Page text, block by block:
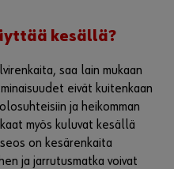
kesällä?
saa lain mukaan
eivät kuitenkaan
ja heikomman
myös kuluvat kesällä
on kesärenkaita
ja jarrutusmatka voivat